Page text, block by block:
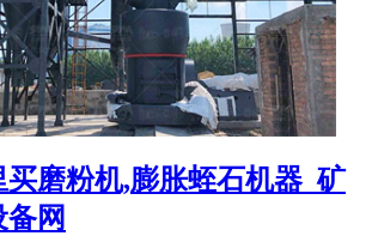
磨粉机,膨胀蛭石机器_矿
网